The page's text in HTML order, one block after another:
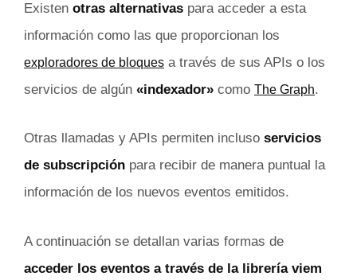
Existen otras alternativas para acceder a esta
información como las que proporcionan los
exploradores de bloques a través de sus APIs o los
servicios de algún «indexador» como The Graph.
Otras llamadas y APIs permiten incluso servicios
de subscripción para recibir de manera puntual la
información de los nuevos eventos emitidos.
A continuación se detallan varias formas de
acceder los eventos a través de la librería viem